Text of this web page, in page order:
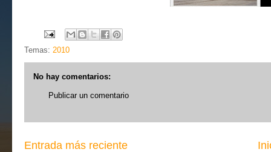
Temas: 2010
No hay comentarios:
Publicar un comentario
Entrada más reciente